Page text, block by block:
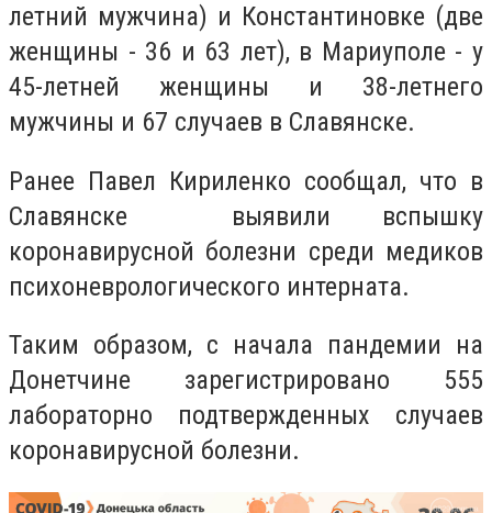
летний мужчина) и Константиновке (две
женщины - 36 и 63 лет), в Мариуполе - у
45-летней женщины и 38-летнего
мужчины и 67 случаев в Славянске.
Ранее Павел Кириленко сообщал, что в
Славянске выявили вспышку
коронавирусной болезни среди медиков
психоневрологического интерната.
Таким образом, с начала пандемии на
Донетчине зарегистрировано 555
лабораторно подтвержденных случаев
коронавирусной болезни.